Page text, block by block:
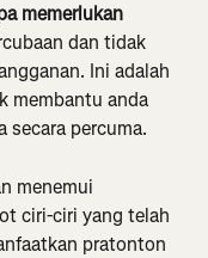
memerlukan
dan tidak
Ini adalah
membantu anda
secara percuma.
menemui
ciri-ciri yang telah
pratonton